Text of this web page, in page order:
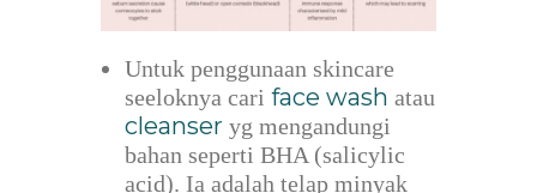
Untuk penggunaan skincare
seeloknya cari face wash atau
cleanser yg mengandungi
bahan seperti BHA (salicylic
acid). Ia adalah telap minyak